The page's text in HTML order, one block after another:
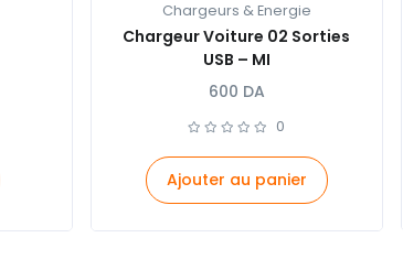
Chargeurs & Energie
Chargeur Voiture 02 Sorties
USB – MI
600 DA
0
Ajouter au panier